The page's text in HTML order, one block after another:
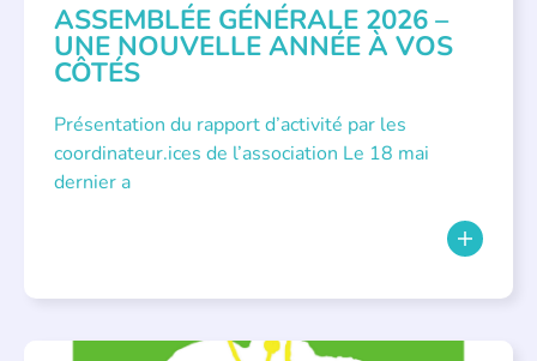
ASSEMBLÉE GÉNÉRALE 2026 –
UNE NOUVELLE ANNÉE À VOS
CÔTÉS
Présentation du rapport d’activité par les
coordinateur.ices de l’association Le 18 mai
dernier a